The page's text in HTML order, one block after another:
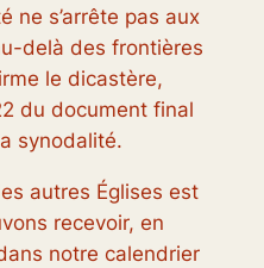
ne s’arrête pas aux
delà des frontières
le dicastère,
du document final
synodalité.
autres Églises est
recevoir, en
notre calendrier